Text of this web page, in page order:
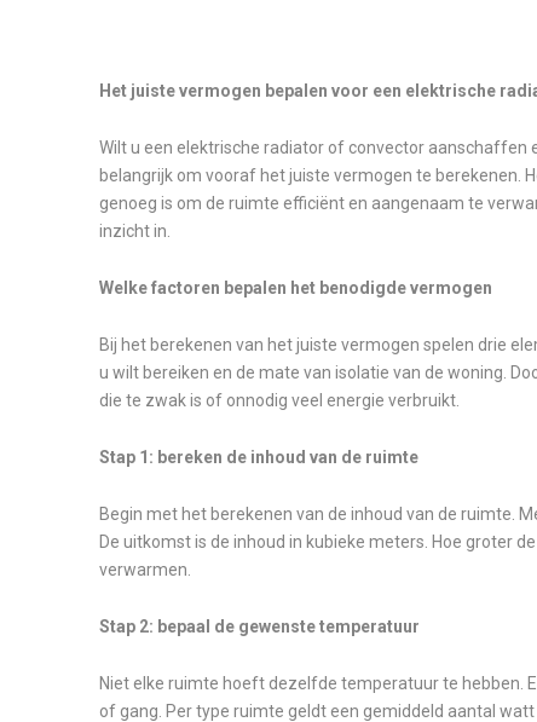
Het juiste vermogen bepalen voor een elektrische
Wilt u een elektrische radiator of convector
belangrijk om vooraf het juiste vermogen te berekenen.
genoeg is om de ruimte efficiënt en aangenaam te
inzicht in.
Welke factoren bepalen het benodigde vermogen
Bij het berekenen van het juiste vermogen spelen drie
u wilt bereiken en de mate van isolatie van de woning.
die te zwak is of onnodig veel energie verbruikt.
Stap 1: bereken de inhoud van de ruimte
Begin met het berekenen van de inhoud van de ruimte.
De uitkomst is de inhoud in kubieke meters. Hoe groter
verwarmen.
Stap 2: bepaal de gewenste temperatuur
Niet elke ruimte hoeft dezelfde temperatuur te hebben.
of gang. Per type ruimte geldt een gemiddeld aantal